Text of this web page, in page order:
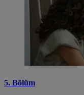
5. Bölüm